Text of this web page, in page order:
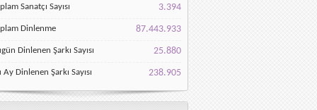
Sanatçı Sayısı 3.394
Dinlenme 87.443.933
Dinlenen Şarkı Sayısı 25.880
Ay Dinlenen Şarkı Sayısı 238.905